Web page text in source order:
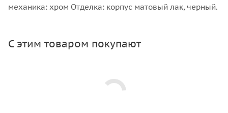
механика: хром Отделка: корпус матовый лак, черный.
С этим товаром покупают